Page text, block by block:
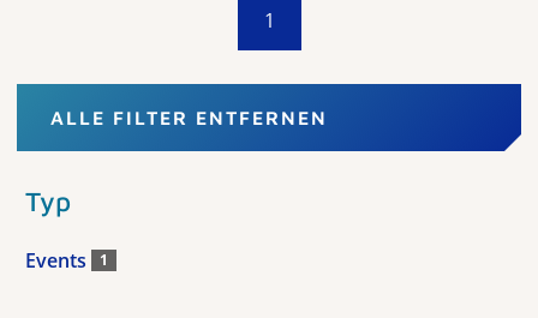
1
ALLE FILTER ENTFERNEN
Typ
Events 1